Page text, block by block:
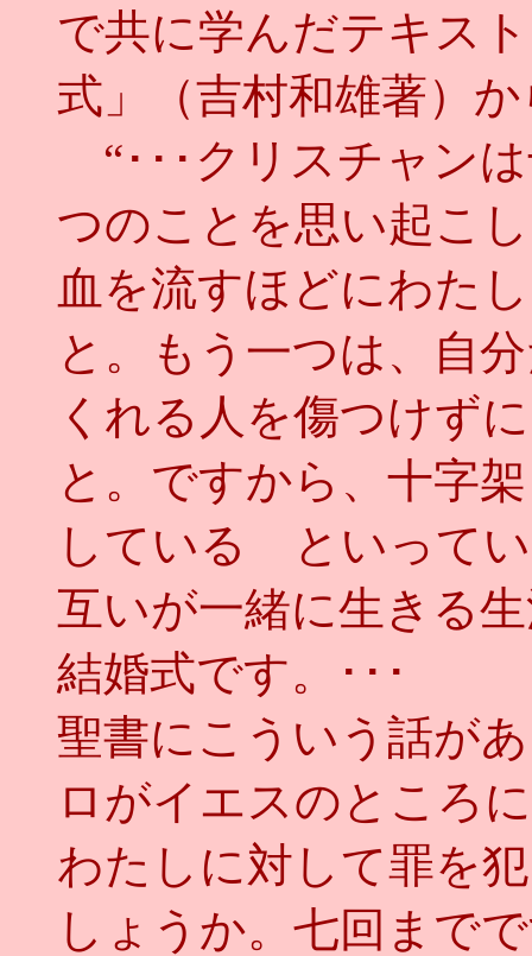
で共に学んだテキス
式」（吉村和雄著）
“･･･クリスチャン
つのことを思い起こ
血を流すほどにわた
と。もう一つは、自
くれる人を傷つけず
と。ですから、十字
している といって
互いが一緒に生きる
結婚式です。･･･
聖書にこういう話が
ロがイエスのところ
わたしに対して罪を
しょうか。七回まで